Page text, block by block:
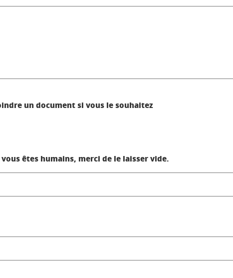
un document si vous le souhaitez
êtes humains, merci de le laisser vide.